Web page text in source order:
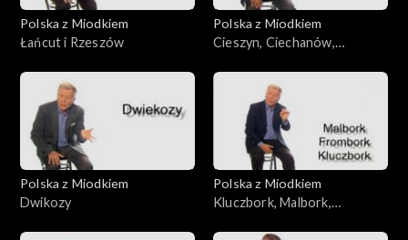
Polska z Miodkiem
Łańcut i Rzeszów
Polska z Miodkiem
Cieszyn, Ciechanów,
Polska z Miodkiem
Dwikozy
Polska z Miodkiem
Kluczbork, Malbork,